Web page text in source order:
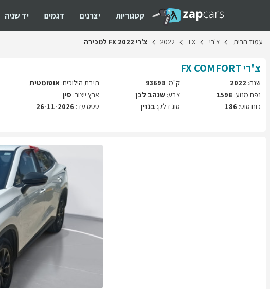
קטגוריות יצרנים דגמים יד שניה
עמוד הבית צ'רי FX
2022 צ'רי FX 2022 למכירה
צ'רי FXCOMFORT
שנה: 2022
נפח מנוע: 1598
כוח סוס: 186
ק"מ: 93698
צבע: שנהב לבן
סוג דלק: בנזין
תיבת הילוכים: אוטומטית
ארץ ייצור: סין
טסט עד: 26-11-2026